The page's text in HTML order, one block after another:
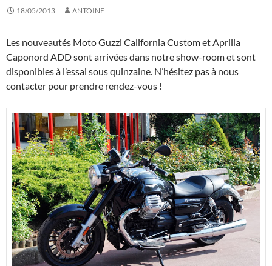
18/05/2013 ANTOINE
Les nouveautés Moto Guzzi California Custom et Aprilia
Caponord ADD sont arrivées dans notre show-room et sont
disponibles à l’essai sous quinzaine. N’hésitez pas à nous
contacter pour prendre rendez-vous !